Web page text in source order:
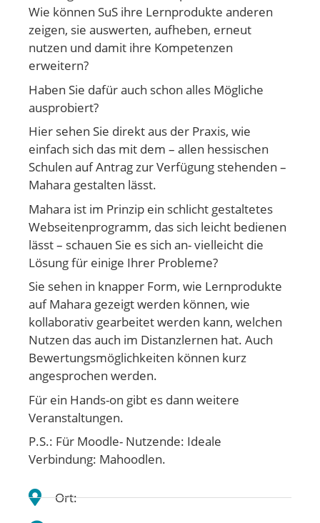
Wie können SuS ihre Lernprodukte anderen
zeigen, sie auswerten, aufheben, erneut
nutzen und damit ihre Kompetenzen
erweitern?
Haben Sie dafür auch schon alles Mögliche
ausprobiert?
Hier sehen Sie direkt aus der Praxis, wie
einfach sich das mit dem – allen hessischen
Schulen auf Antrag zur Verfügung stehenden –
Mahara gestalten lässt.
Mahara ist im Prinzip ein schlicht gestaltetes
Webseitenprogramm, das sich leicht bedienen
lässt – schauen Sie es sich an- vielleicht die
Lösung für einige Ihrer Probleme?
Sie sehen in knapper Form, wie Lernprodukte
auf Mahara gezeigt werden können, wie
kollaborativ gearbeitet werden kann, welchen
Nutzen das auch im Distanzlernen hat. Auch
Bewertungsmöglichkeiten können kurz
angesprochen werden.
Für ein Hands-on gibt es dann weitere
Veranstaltungen.
P.S.: Für Moodle- Nutzende: Ideale
Verbindung: Mahoodlen.
Ort: